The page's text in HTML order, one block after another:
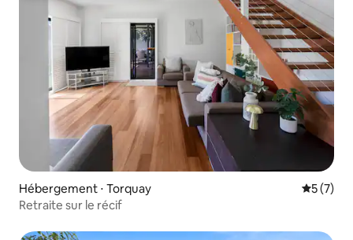
Hébergement ⋅ Torquay
5 (7)
Retraite sur le récif